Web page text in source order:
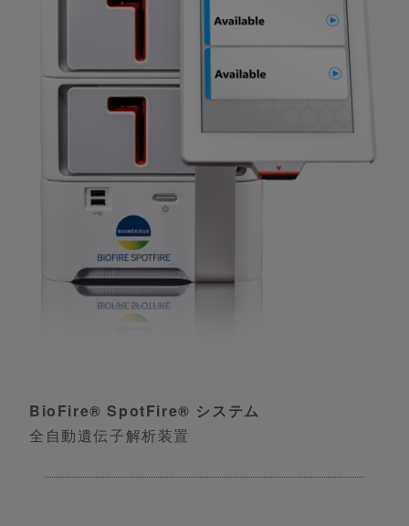
BioFire® SpotFire® システム
全自動遺伝子解析装置